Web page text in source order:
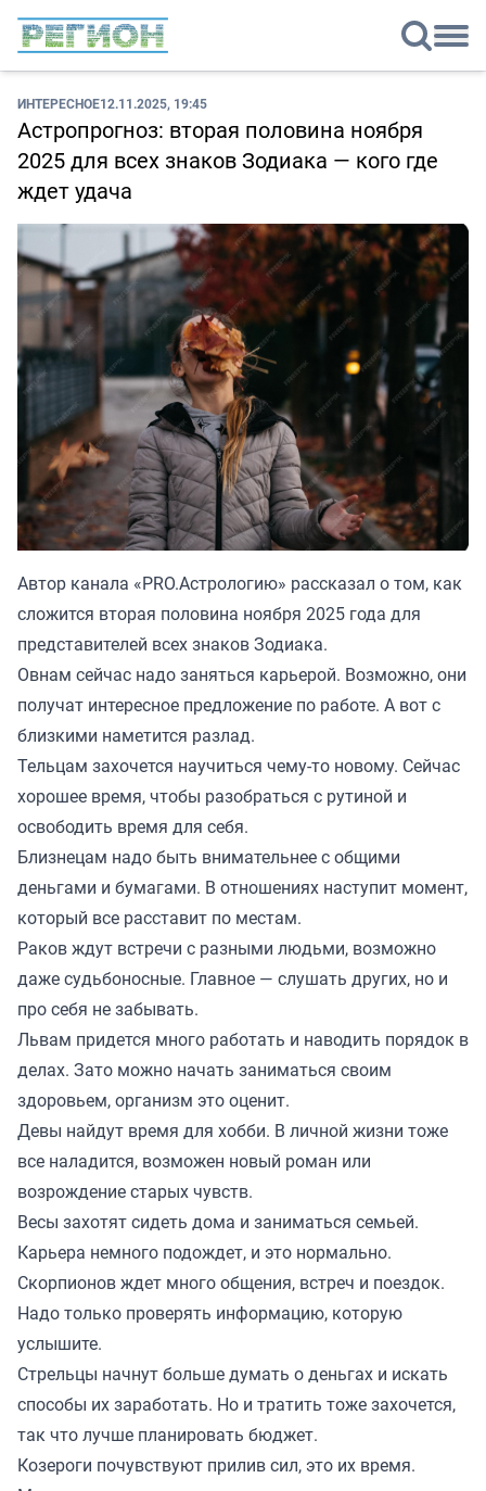
ИНТЕРЕСНОЕ12.11.2025, 19:45
Астропрогноз: вторая половина ноября
2025 для всех знаков Зодиака — кого где
ждет удача
Автор канала «PRO.Астрологию» рассказал о том, как
сложится вторая половина ноября 2025 года для
представителей всех знаков Зодиака.
Овнам сейчас надо заняться карьерой. Возможно, они
получат интересное предложение по работе. А вот с
близкими наметится разлад.
Тельцам захочется научиться чему-то новому. Сейчас
хорошее время, чтобы разобраться с рутиной и
освободить время для себя.
Близнецам надо быть внимательнее с общими
деньгами и бумагами. В отношениях наступит момент,
который все расставит по местам.
Раков ждут встречи с разными людьми, возможно
даже судьбоносные. Главное — слушать других, но и
про себя не забывать.
Львам придется много работать и наводить порядок в
делах. Зато можно начать заниматься своим
здоровьем, организм это оценит.
Девы найдут время для хобби. В личной жизни тоже
все наладится, возможен новый роман или
возрождение старых чувств.
Весы захотят сидеть дома и заниматься семьей.
Карьера немного подождет, и это нормально.
Скорпионов ждет много общения, встреч и поездок.
Надо только проверять информацию, которую
услышите.
Стрельцы начнут больше думать о деньгах и искать
способы их заработать. Но и тратить тоже захочется,
так что лучше планировать бюджет.
Козероги почувствуют прилив сил, это их время.